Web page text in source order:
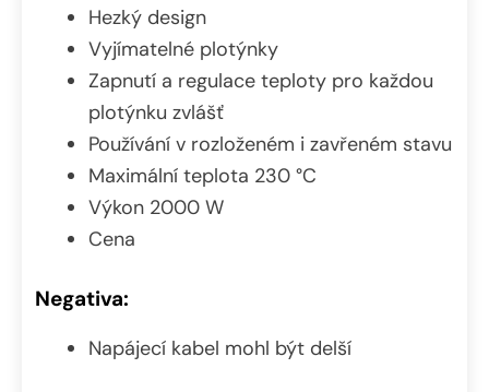
Hezký design
Vyjímatelné plotýnky
Zapnutí a regulace teploty pro každou
plotýnku zvlášť
Používání v rozloženém i zavřeném stavu
Maximální teplota 230 °C
Výkon 2000 W
Cena
Negativa:
Napájecí kabel mohl být delší